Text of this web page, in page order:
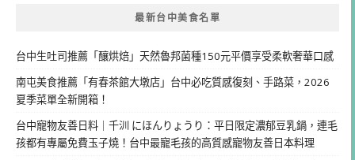
最新台中美食名單
台中生吐司推薦「釀烘焙」天然魯邦菌種150元平價享受柔軟奢華口感
南屯美食推薦「有春茶館大墩店」台中必吃質感復刻、手路菜，2026
夏季菜單全新開箱！
台中寵物友善日料｜千汌 にほんりょうり：平日限定濃郁豆乳鍋，連毛
孩都有專屬免費玉子燒！台中最寵毛孩的高質感寵物友善日本料理